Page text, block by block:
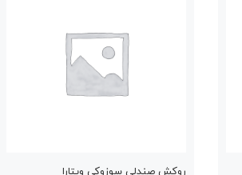
روكش صندلی سوزوکی ویتارا